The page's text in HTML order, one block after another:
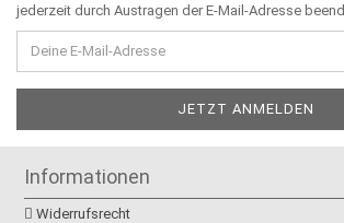
jederzeit durch Austragen der E-Mail-Adresse
Informationen
Widerrufsrecht